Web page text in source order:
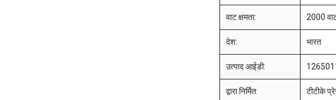
वाट क्षमता: 2000
देश: भारत
उत्पाद आईडी:
द्वारा निर्मित: टीटीके